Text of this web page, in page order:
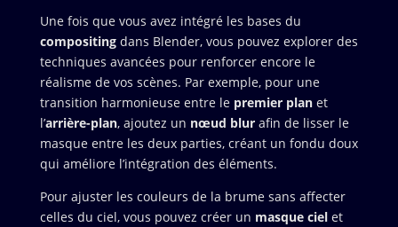
Une fois que vous avez intégré les bases du
compositingdans Blender, vous pouvez explorer des
techniques avancées pour renforcer encore le
réalisme de vos scènes. Par exemple, pour une
transition harmonieuse entre le premier planet
l’arrière-plan, ajoutez un nœud blurafin de lisser le
masque entre les deux parties, créant un fondu doux
qui améliore l’intégration des éléments.
Pour ajuster les couleurs de la brume sans affecter
celles du ciel, vous pouvez créer un masque cielet